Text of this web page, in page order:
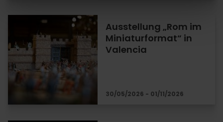
Ausstellung „Rom im
Miniaturformat“ in
Valencia
30/05/2026 - 01/11/2026